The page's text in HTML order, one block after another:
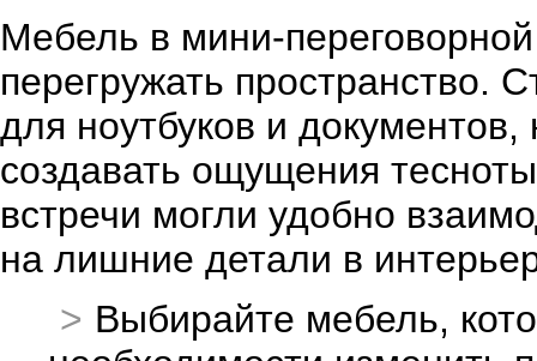
Мебель в мини-
перегружать пространство.
для ноутбуков и
создавать ощущения
встречи могли удобно
на лишние детали в
Выбирайте мебель,